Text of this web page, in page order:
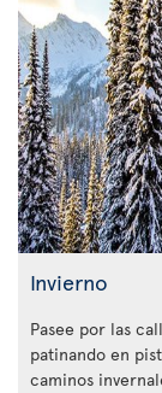
Invierno
Pasee por las
patinando en
caminos